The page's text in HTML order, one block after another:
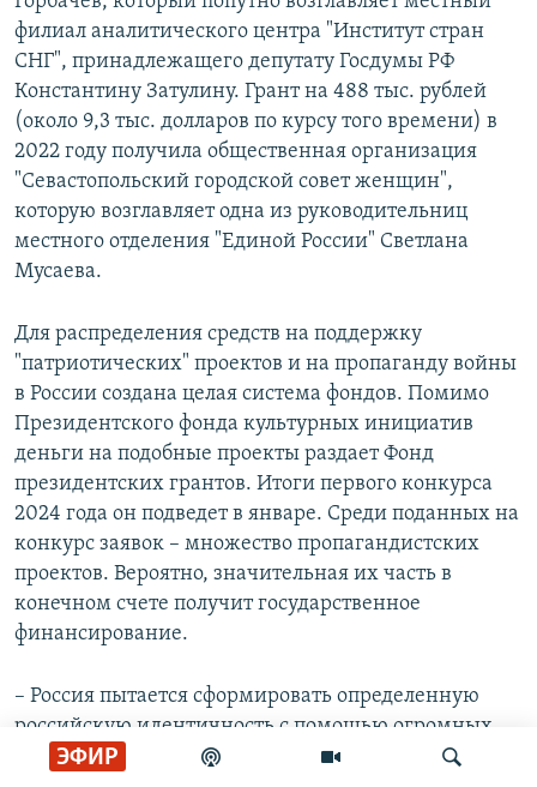
ЭФИР
филиал аналитического центра "Институт стран
СНГ", принадлежащего депутату Госдумы РФ
Константину Затулину. Грант на 488 тыс. рублей
(около 9,3 тыс. долларов по курсу того времени) в
2022 году получила общественная организация
"Севастопольский городской совет женщин",
которую возглавляет одна из руководительниц
местного отделения "Единой России" Светлана
Мусаева.
Для распределения средств на поддержку
"патриотических" проектов и на пропаганду войны
в России создана целая система фондов. Помимо
Президентского фонда культурных инициатив
деньги на подобные проекты раздает Фонд
президентских грантов. Итоги первого конкурса
2024 года он подведет в январе. Среди поданных на
конкурс заявок – множество пропагандистских
проектов. Вероятно, значительная их часть в
конечном счете получит государственное
финансирование.
– Россия пытается сформировать определенную
российскую идентичность с помощью огромных
финансовых вложений в образовательные,